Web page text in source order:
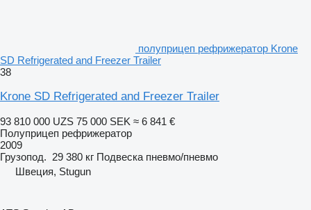
полуприцеп рефрижератор Krone
SD Refrigerated and Freezer Trailer
38
Krone SD Refrigerated and Freezer Trailer
93 810 000 UZS 75 000 SEK ≈ 6 841 €
Полуприцеп рефрижератор
2009
Грузопод. 29 380 кг Подвеска пневмо/пневмо
Швеция, Stugun